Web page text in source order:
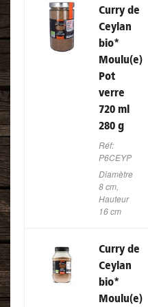
Curry de
Ceylan
bio*
Moulu(e)
Pot
verre
720 ml
280 g
Réf:
P6CEYP
Diamètre
8 cm,
Hauteur
16 cm
Curry de
Ceylan
bio*
Moulu(e)